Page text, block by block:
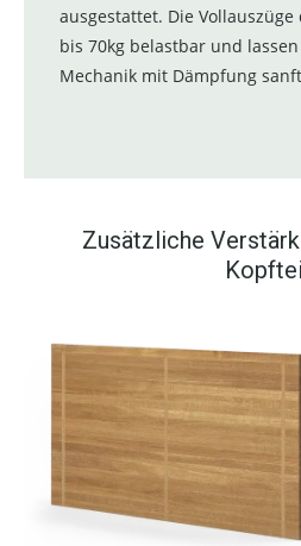
ausgestattet. Die
bis 70kg belastbar und
Mechanik mit Dämpfung
Zusätzliche